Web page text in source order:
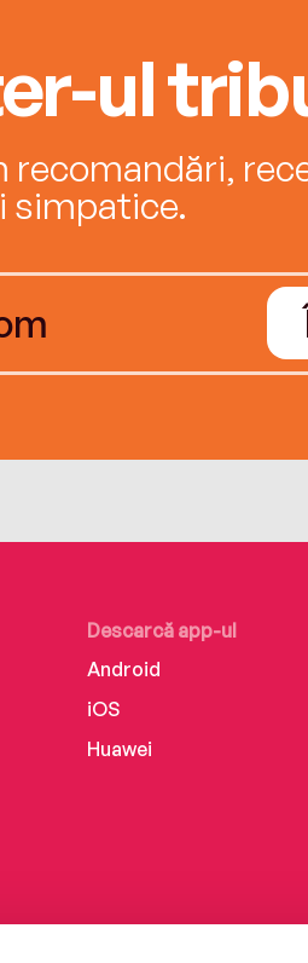
ul
simpatice.
Descarcă app-ul
Android
iOS
Huawei